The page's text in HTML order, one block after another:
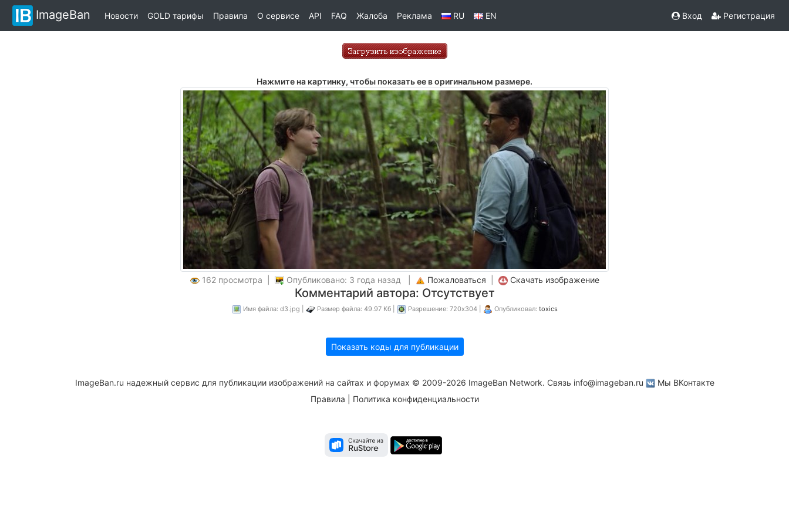
ImageBan Новости GOLD тарифы Правила О сервисе API FAQ Жалоба Реклама RU EN Вход Регистрация
Нажмите на картинку, чтобы показать ее в оригинальном размере.
162 просмотра | Опубликовано: 3 года назад | Пожаловаться Скачать изображение
Комментарий автора: Отсутствует
Имя файла: d3.jpg | Размер файла: 49.97 Кб | Разрешение: 720x304 | Опубликовал: toxics
Показать коды для публикации
ImageBan.ru надежный сервис для публикации изображений на сайтах и форумах © 2009-2026 ImageBan Network. Связь info@imageban.ru
Мы ВКонтакте
Правила
Политика конфиденциальности